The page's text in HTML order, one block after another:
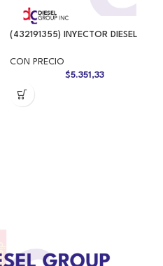
(432191355) INYECTOR DIESEL
CON PRECIO
$5.351,33